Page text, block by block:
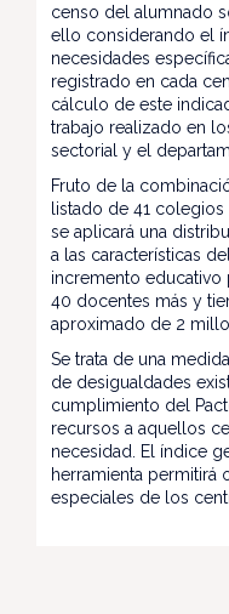
censo del alumnado
ello considerando el
necesidades
registrado en cada
cálculo de este
trabajo realizado en
sectorial y el
Fruto de la
listado de 41
se aplicará una
a las características
incremento educativo
40 docentes más y
aproximado de 2
Se trata de una
de desigualdades
cumplimiento del
recursos a aquellos
necesidad. El índice
herramienta permitirá
especiales de los